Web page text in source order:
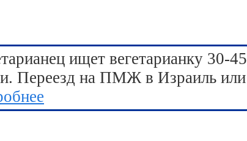
ищет вегетарианку 30-45
Переезд на ПМЖ в Израиль или